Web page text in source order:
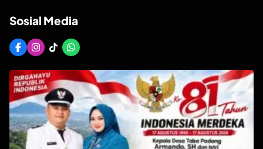
Sosial Media